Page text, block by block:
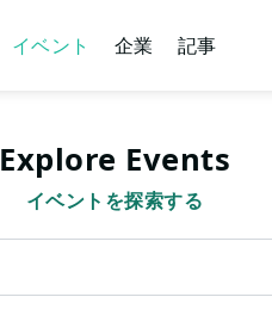
イベント 企業 記事
Explore Events
イベントを探索する